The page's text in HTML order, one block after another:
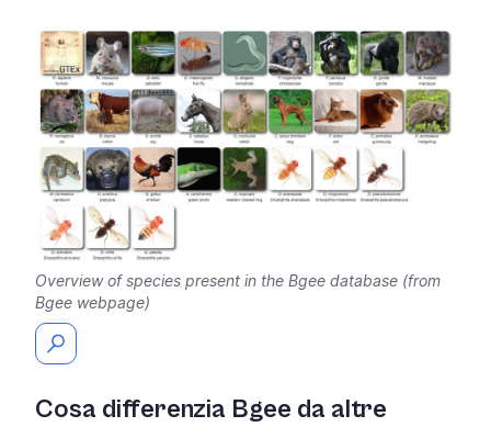
Overview of species present in the Bgee database (from
Bgee webpage)
Cosa differenzia Bgee da altre